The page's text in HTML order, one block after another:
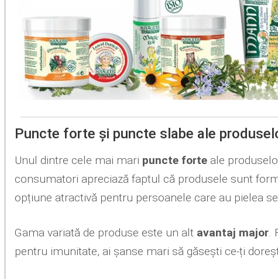
Puncte forte și puncte slabe ale
Unul dintre cele mai mari puncte forte ale
consumatori apreciază faptul că produsele sunt
opțiune atractivă pentru persoanele care au pielea
Gama variată de produse este un alt avantaj major.
pentru imunitate, ai șanse mari să găsești ce-ți